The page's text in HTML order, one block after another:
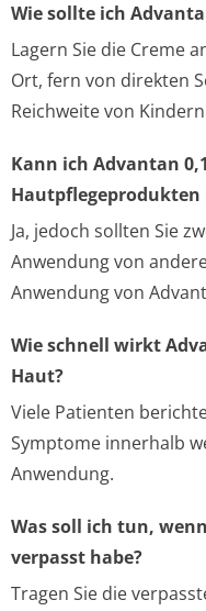
Wie sollte ich
Lagern Sie die Creme
Ort, fern von direkten
Reichweite von
Kann ich Advantan
Ja, jedoch sollten Sie
Anwendung von
Anwendung von
Wie schnell wirkt
Haut?
Viele Patienten
Symptome innerhalb
Anwendung.
Was soll ich tun,
verpasst habe?
Tragen Sie die